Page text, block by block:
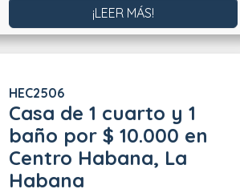
¡LEER MÁS!
HEC2506
Casa de 1 cuarto y 1
baño por $ 10.000 en
Centro Habana, La
Habana